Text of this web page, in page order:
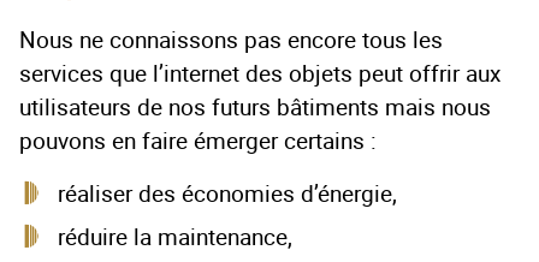
Nous ne connaissons pas encore tous les
services que l’internet des objets peut offrir aux
utilisateurs de nos futurs bâtiments mais nous
pouvons en faire émerger certains :
réaliser des économies d’énergie,
réduire la maintenance,